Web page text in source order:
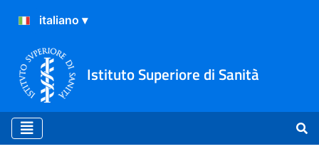
Istituto Superiore di Sanità